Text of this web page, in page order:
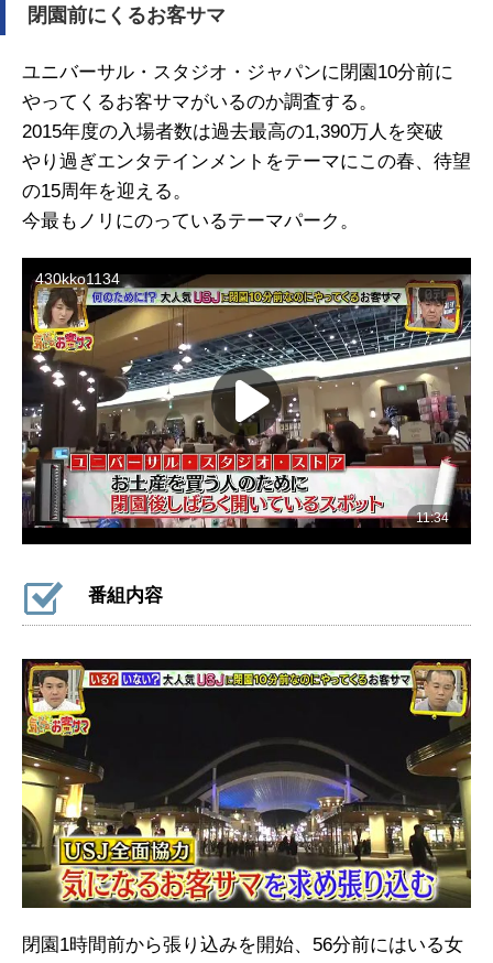
閉園前にくるお客サマ
ユニバーサル・スタジオ・ジャパンに閉園10分前に
やってくるお客サマがいるのか調査する。
2015年度の入場者数は過去最高の1,390万人を突破
やり過ぎエンタテインメントをテーマにこの春、待望
の15周年を迎える。
今最もノリにのっているテーマパーク。
番組内容
閉園1時間前から張り込みを開始、56分前にはいる女